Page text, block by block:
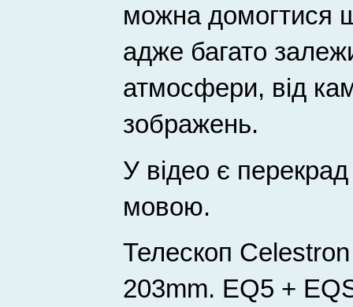
можна домогтися
адже багато
атмосфери, від
зображень.
У відео є
мовою.
Телескоп
203mm. EQ5 +